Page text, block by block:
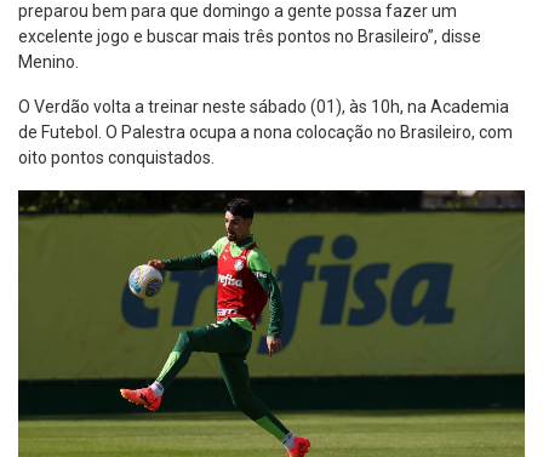
preparou bem para que domingo a gente possa fazer um
excelente jogo e buscar mais três pontos no Brasileiro”, disse
Menino.
O Verdão volta a treinar neste sábado (01), às 10h, na Academia
de Futebol. O Palestra ocupa a nona colocação no Brasileiro, com
oito pontos conquistados.